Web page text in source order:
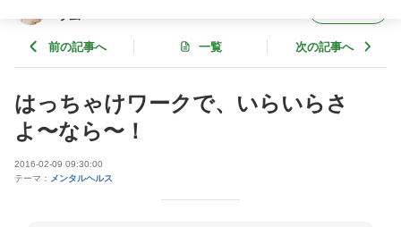
ラム
前の記事へ 一覧 次の記事へ
はっちゃけワークで、いらいらさ
よ〜なら〜！
2016-02-09 09:30:00
テーマ： メンタルヘルス